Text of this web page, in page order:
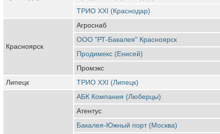
ТРИО XXI (Краснодар)
Красноярск
Агроснаб
ООО "РТ-Бакалея" Красноярск
Продимекс (Енисей)
Промэкс
Липецк
ТРИО ХХI (Липецк)
АБК Компания (Люберцы)
Атентус
Бакалея-Южный порт (Москва)